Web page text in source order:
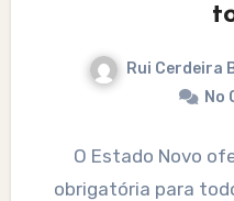
Rui Cerdeira
No
O Estado Novo
obrigatória para